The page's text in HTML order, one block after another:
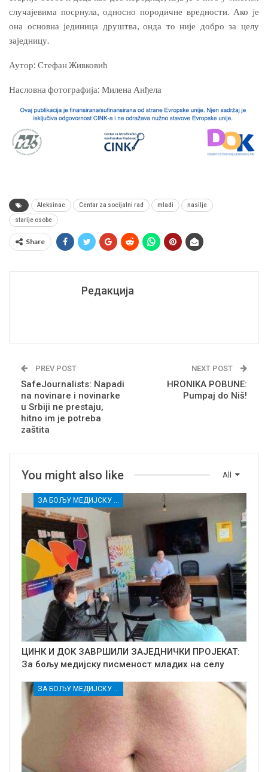
случајевима посрнула, односно породичне вредности. Ако је
она основна јединица друштва, онда то није добро за целу
заједницу.
Аутор: Стефан Живковић
Насловна фотографија: Милена Анђела
Aleksinac Centar za socijalni rad mladi nasilje
starije osobe
Share
Редакција
PREV POST
SafeJournalists: Napadi
na novinare i novinarke
u Srbiji ne prestaju,
hitno im je potreba
zaštita
NEXT POST
HRONIKA POBUNE:
Pumpaj do Niš!
All
You might also like
ЦИНК И ДОК ЗАВРШИЛИ ЗАЈЕДНИЧКИ ПРОЈЕКАТ:
За бољу медијску писменост младих на селу